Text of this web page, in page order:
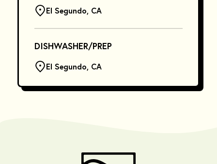
El Segundo, CA
DISHWASHER/PREP
El Segundo, CA